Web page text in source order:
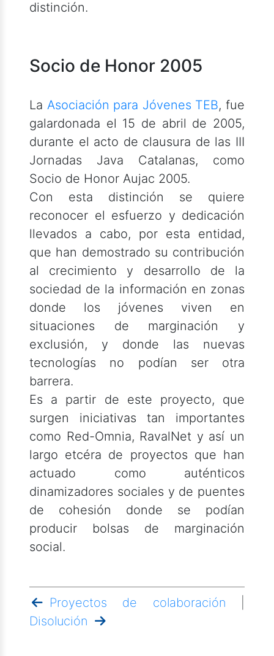
distinción.
Socio de Honor 2005
La Asociación para Jóvenes TEB, fue
galardonada el 15 de abril de 2005,
durante el acto de clausura de las III
Jornadas Java Catalanas, como
Socio de Honor Aujac 2005.
Con esta distinción se quiere
reconocer el esfuerzo y dedicación
llevados a cabo, por esta entidad,
que han demostrado su contribución
al crecimiento y desarrollo de la
sociedad de la información en zonas
donde los jóvenes viven en
situaciones de marginación y
exclusión, y donde las nuevas
tecnologías no podían ser otra
barrera.
Es a partir de este proyecto, que
surgen iniciativas tan importantes
como Red-Omnia, RavalNet y así un
largo etcéra de proyectos que han
actuado como auténticos
dinamizadores sociales y de puentes
de cohesión donde se podían
producir bolsas de marginación
social.
Proyectos de colaboración
Disolución